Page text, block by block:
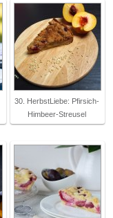
30. HerbstLiebe: Pfirsich-
Himbeer-Streusel